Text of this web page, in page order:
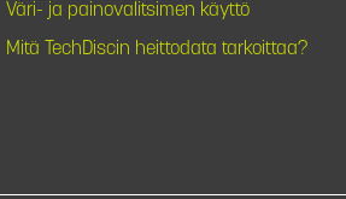
Väri- ja painovalitsimen käyttö
Mitä TechDiscin heittodata tarkoittaa?